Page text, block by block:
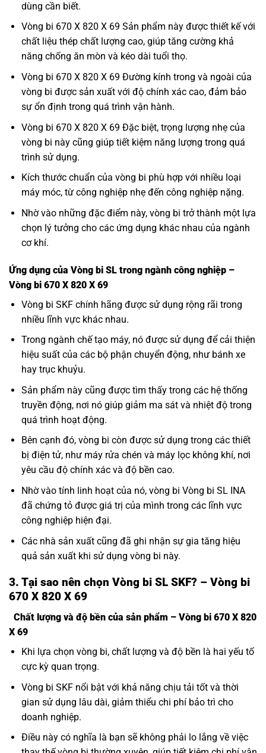
dùng cần biết.
Vòng bi 670 X 820 X 69 Sản phẩm này được thiết kế với
chất liệu thép chất lượng cao, giúp tăng cường khả
năng chống ăn mòn và kéo dài tuổi thọ.
Vòng bi 670 X 820 X 69 Đường kính trong và ngoài của
vòng bi được sản xuất với độ chính xác cao, đảm bảo
sự ổn định trong quá trình vận hành.
Vòng bi 670 X 820 X 69 Đặc biệt, trọng lượng nhẹ của
vòng bi này cũng giúp tiết kiệm năng lượng trong quá
trình sử dụng.
Kích thước chuẩn của vòng bi phù hợp với nhiều loại
máy móc, từ công nghiệp nhẹ đến công nghiệp nặng.
Nhờ vào những đặc điểm này, vòng bi trở thành một lựa
chọn lý tưởng cho các ứng dụng khác nhau của ngành
cơ khí.
Ứng dụng của Vòng bi SL trong ngành công nghiệp –
Vòng bi 670 X 820 X 69
Vòng bi SKFchính hãng được sử dụng rộng rãi trong
nhiều lĩnh vực khác nhau.
Trong ngành chế tạo máy, nó được sử dụng để cải thiện
hiệu suất của các bộ phận chuyển động, như bánh xe
hay trục khuỷu.
Sản phẩm này cũng được tìm thấy trong các hệ thống
truyền động, nơi nó giúp giảm ma sát và nhiệt độ trong
quá trình hoạt động.
Bên cạnh đó, vòng bi còn được sử dụng trong các thiết
bị điện tử, như máy rửa chén và máy lọc không khí, nơi
yêu cầu độ chính xác và độ bền cao.
Nhờ vào tính linh hoạt của nó, vòng bi Vòng bi SL INA
đã chứng tỏ được giá trị của mình trong các lĩnh vực
công nghiệp hiện đại.
Các nhà sản xuất cũng đã ghi nhận sự gia tăng hiệu
quả sản xuất khi sử dụng vòng bi này.
3. Tại sao nên chọn Vòng bi SL SKF? – Vòng bi
670 X 820 X 69
Chất lượng và độ bền của sản phẩm – Vòng bi 670 X 820
X 69
Khi lựa chọn vòng bi, chất lượng và độ bền là hai yếu tố
cực kỳ quan trọng.
Vòng bi SKF nổi bật với khả năng chịu tải tốt và thời
gian sử dụng lâu dài, giảm thiểu chi phí bảo trì cho
doanh nghiệp.
Điều này có nghĩa là bạn sẽ không phải lo lắng về việc